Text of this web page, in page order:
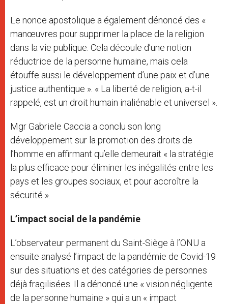
Le nonce apostolique a également dénoncé des «
manœuvres pour supprimer la place de la religion
dans la vie publique. Cela découle d’une notion
réductrice de la personne humaine, mais cela
étouffe aussi le développement d’une paix et d’une
justice authentique ». « La liberté de religion, a-t-il
rappelé, est un droit humain inaliénable et universel ».
Mgr Gabriele Caccia a conclu son long
développement sur la promotion des droits de
l’homme en affirmant qu’elle demeurait « la stratégie
la plus efficace pour éliminer les inégalités entre les
pays et les groupes sociaux, et pour accroître la
sécurité ».
L’impact social de la pandémie
L’observateur permanent du Saint-Siège à l’ONU a
ensuite analysé l’impact de la pandémie de Covid-19
sur des situations et des catégories de personnes
déjà fragilisées. Il a dénoncé une « vision négligente
de la personne humaine » qui a un « impact